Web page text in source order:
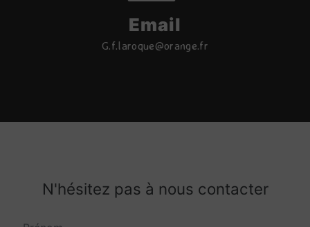
Email
g.f.laroque@orange.fr
N'hésitez pas à nous contacter